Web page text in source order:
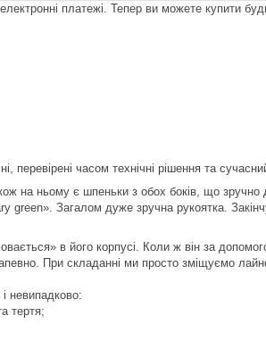
платежі. Тепер ви можете купити
часом технічні рішення та
на ньому є шпеньки з обох боків, що
Загалом дуже зручна рукоятка.
в його корпусі. Коли ж він за
При складанні ми просто зміщуємо
невипадково:
тертя;